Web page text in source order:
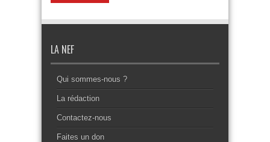
LA NEF
Qui sommes-nous ?
La rédaction
Contactez-nous
Faites un don